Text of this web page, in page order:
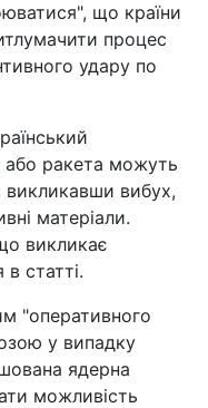
що країни
процес
удару по
або ракета можуть
викликавши вибух,
матеріали.
викликає
статті.
"оперативного
у випадку
ядерна
можливість